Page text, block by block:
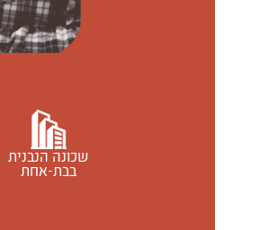
שכונה הנבנית
בבת-אחת